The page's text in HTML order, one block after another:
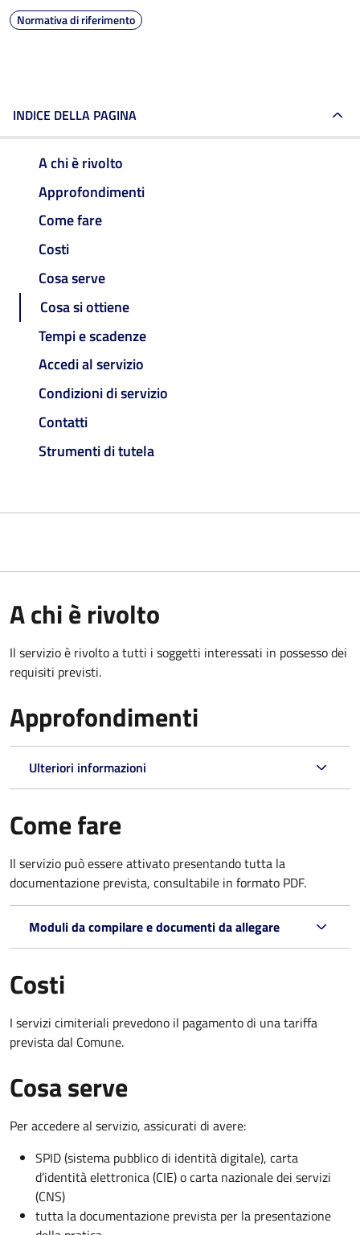
Normativa di riferimento
INDICE DELLA PAGINA
A chi è rivolto
Approfondimenti
Come fare
Costi
Cosa serve
Cosa si ottiene
Tempi e scadenze
Accedi al servizio
Condizioni di servizio
Contatti
Strumenti di tutela
A chi è rivolto
Il servizio è rivolto a tutti i soggetti interessati in possesso dei
requisiti previsti.
Approfondimenti
Ulteriori informazioni
Come fare
Il servizio può essere attivato presentando tutta la
documentazione prevista, consultabile in formato PDF.
Moduli da compilare e documenti da allegare
Costi
I servizi cimiteriali prevedono il pagamento di una tariffa
prevista dal Comune.
Cosa serve
Per accedere al servizio, assicurati di avere:
SPID (sistema pubblico di identità digitale), carta
d’identità elettronica (CIE) o carta nazionale dei servizi
(CNS)
tutta la documentazione prevista per la presentazione